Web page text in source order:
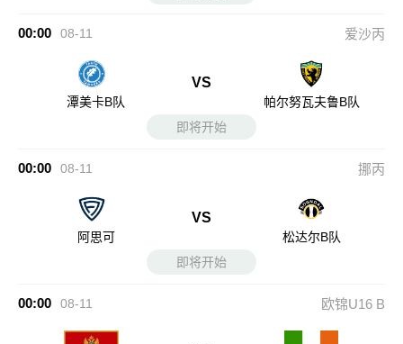
00:00 08-11 爱沙丙
潭美卡B队
VS
帕尔努瓦夫鲁B队
即将开始
00:00 08-11 挪丙
阿思可
VS
松达尔B队
即将开始
00:00 08-11 欧锦U16 B